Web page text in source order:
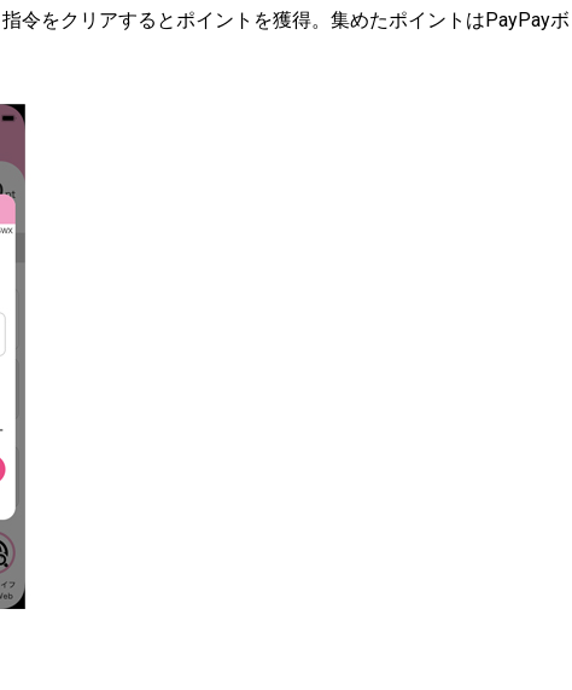
令をクリアするとポイントを獲得。集めたポイントはPayPayボ